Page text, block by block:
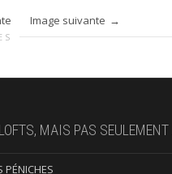
Image suivante
MAIS PAS SEULEMENT …
PÉNICHES